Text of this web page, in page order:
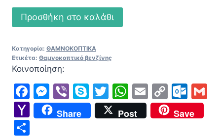
Θαμνοκοπτικό
βενζίνης
BT
330
ποσότητα
Προσθήκη στο καλάθι
Κατηγορία: ΘΑΜΝΟΚΟΠΤΙΚΑ
Ετικέτα: Θαμνοκοπτικό βενζίνης
Κοινοποίηση:
Facebook
Messenger
ViberSkype
Twitter
WhatsApp
EmailCopy
Link
Yahoo
Mail
Share Post Save